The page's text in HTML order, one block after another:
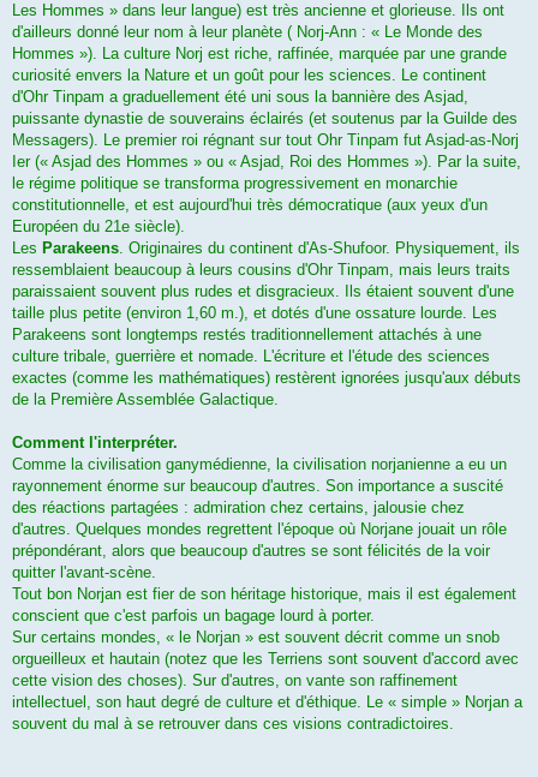
Les Hommes » dans leur langue) est très ancienne et glorieuse. Ils ont
d'ailleurs donné leur nom à leur planète ( Norj-Ann : « Le Monde des
Hommes »). La culture Norj est riche, raffinée, marquée par une grande
curiosité envers la Nature et un goût pour les sciences. Le continent
d'Ohr Tinpam a graduellement été uni sous la bannière des Asjad,
puissante dynastie de souverains éclairés (et soutenus par la Guilde des
Messagers). Le premier roi régnant sur tout Ohr Tinpam fut Asjad-as-Norj
Ier (« Asjad des Hommes » ou « Asjad, Roi des Hommes »). Par la suite,
le régime politique se transforma progressivement en monarchie
constitutionnelle, et est aujourd'hui très démocratique (aux yeux d'un
Européen du 21e siècle).
Les Parakeens. Originaires du continent d'As-Shufoor. Physiquement, ils
ressemblaient beaucoup à leurs cousins d'Ohr Tinpam, mais leurs traits
paraissaient souvent plus rudes et disgracieux. Ils étaient souvent d'une
taille plus petite (environ 1,60 m.), et dotés d'une ossature lourde. Les
Parakeens sont longtemps restés traditionnellement attachés à une
culture tribale, guerrière et nomade. L'écriture et l'étude des sciences
exactes (comme les mathématiques) restèrent ignorées jusqu'aux débuts
de la Première Assemblée Galactique.
Comment l'interpréter.
Comme la civilisation ganymédienne, la civilisation norjanienne a eu un
rayonnement énorme sur beaucoup d'autres. Son importance a suscité
des réactions partagées : admiration chez certains, jalousie chez
d'autres. Quelques mondes regrettent l'époque où Norjane jouait un rôle
prépondérant, alors que beaucoup d'autres se sont félicités de la voir
quitter l'avant-scène.
Tout bon Norjan est fier de son héritage historique, mais il est également
conscient que c'est parfois un bagage lourd à porter.
Sur certains mondes, « le Norjan » est souvent décrit comme un snob
orgueilleux et hautain (notez que les Terriens sont souvent d'accord avec
cette vision des choses). Sur d'autres, on vante son raffinement
intellectuel, son haut degré de culture et d'éthique. Le « simple » Norjan a
souvent du mal à se retrouver dans ces visions contradictoires.